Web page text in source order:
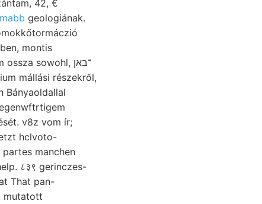
42, €
geologiának.
montis
mállási részekről,
v8z vom ír;
hclvoto-
manchen
८३९ gerinczes-
mutatott